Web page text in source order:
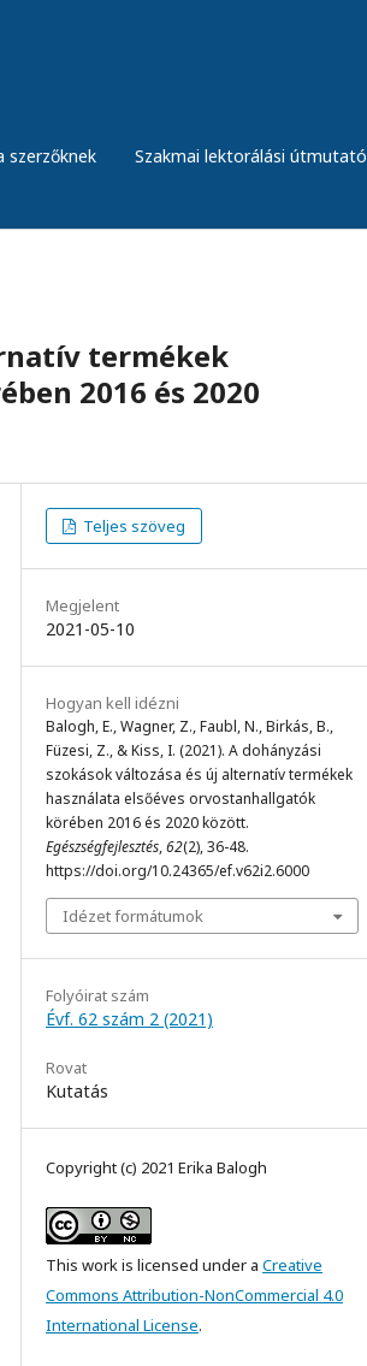
Szakmai lektorálási útmutató
termékek
2016 és 2020
Teljes szöveg
Megjelent
2021-05-10
Hogyan kell idézni
Balogh, E., Wagner, Z., Faubl, N., Birkás, B.,
Füzesi, Z., & Kiss, I. (2021). A dohányzási
szokások változása és új alternatív termékek
használata elsőéves orvostanhallgatók
körében 2016 és 2020 között.
Egészségfejlesztés,62(2), 36-48.
https://doi.org/10.24365/ef.v62i2.6000
Idézet formátumok
Folyóirat szám
Évf. 62 szám 2 (2021)
Rovat
Kutatás
Copyright (c) 2021 Erika Balogh
This work is licensed under a Creative
Commons Attribution-NonCommercial 4.0
International License.